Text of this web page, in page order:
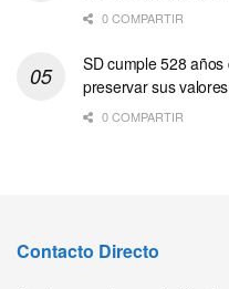
0 COMPARTIR
SD cumple 528
preservar sus
0 COMPARTIR
Contacto Directo